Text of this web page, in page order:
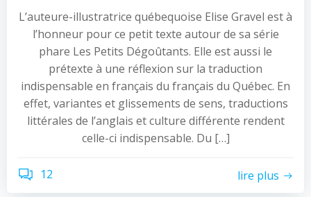
L’auteure-illustratrice québequoise Elise Gravel est à
l’honneur pour ce petit texte autour de sa série
phare Les Petits Dégoûtants. Elle est aussi le
prétexte à une réflexion sur la traduction
indispensable en français du français du Québec. En
effet, variantes et glissements de sens, traductions
littérales de l’anglais et culture différente rendent
celle-ci indispensable. Du […]
12 lire plus